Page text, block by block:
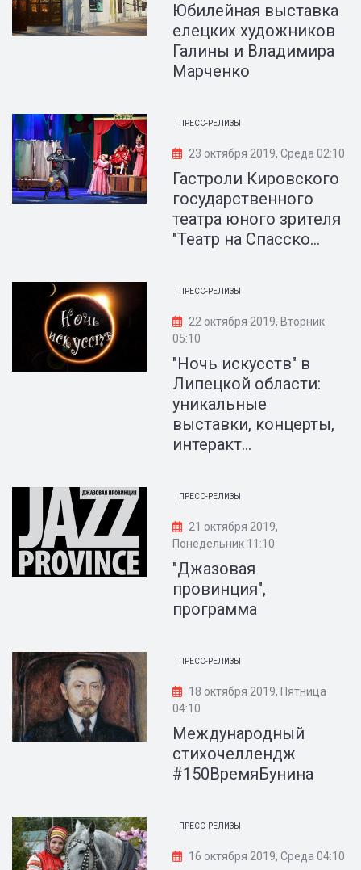
Юбилейная выставка
елецких художников
Галины и Владимира
Марченко
ПРЕСС-РЕЛИЗЫ
23 октября 2019, Среда 02:10
Гастроли Кировского
государственного
театра юного зрителя
"Театр на Спасско...
ПРЕСС-РЕЛИЗЫ
22 октября 2019, Вторник
05:10
"Ночь искусств" в
Липецкой области:
уникальные
выставки, концерты,
интеракт...
ПРЕСС-РЕЛИЗЫ
21 октября 2019,
Понедельник 11:10
"Джазовая
провинция",
программа
ПРЕСС-РЕЛИЗЫ
18 октября 2019, Пятница
04:10
Международный
стихочеллендж
#150ВремяБунина
ПРЕСС-РЕЛИЗЫ
16 октября 2019, Среда 04:10